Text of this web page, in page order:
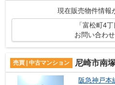
現在販売物件情報
「富松町4
お問い合わ
売買 | 中古マンション 尼崎市南塚口
阪急神戸本